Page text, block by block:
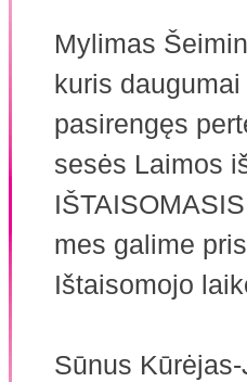
Mylimas
kuris
pasirengęs
sesės Laimos
mes galime
Ištaisomojo
Sūnus